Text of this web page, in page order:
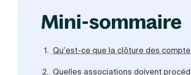
mini-sommaire
Qu’est-ce que la clôture des
Quelles associations doivent